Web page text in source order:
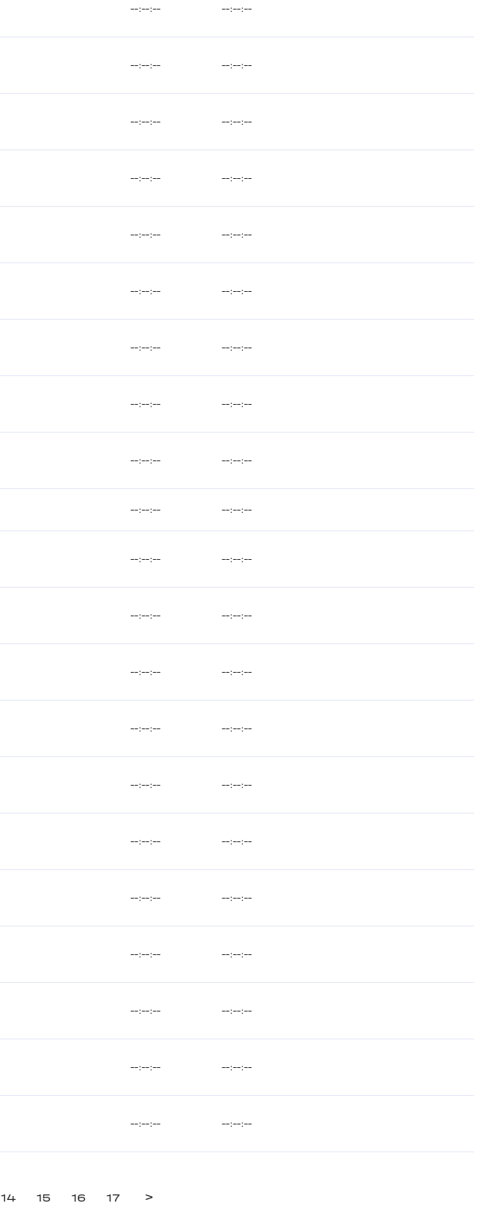
--:--:-- --:--:--
--:--:-- --:--:--
--:--:-- --:--:--
--:--:-- --:--:--
--:--:-- --:--:--
--:--:-- --:--:--
--:--:-- --:--:--
--:--:-- --:--:--
--:--:-- --:--:--
--:--:-- --:--:--
--:--:-- --:--:--
--:--:-- --:--:--
--:--:-- --:--:--
--:--:-- --:--:--
--:--:-- --:--:--
--:--:-- --:--:--
--:--:-- --:--:--
--:--:-- --:--:--
--:--:-- --:--:--
--:--:-- --:--:--
--:--:-- --:--:--
14 15 16 17 >